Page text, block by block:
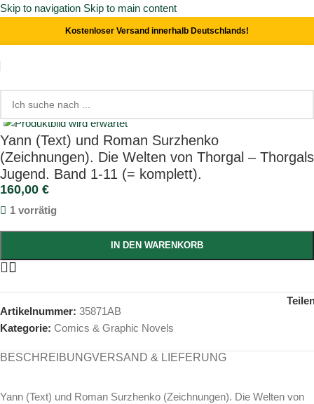
Skip to navigation Skip to main content
Kostenloser Versand innerhalb Deutschlands!
Start/ Comics & Graphic Novels
Click to enlarge
Yann (Text) und Roman Surzhenko
(Zeichnungen). Die Welten von Thorgal – Thorgals
Jugend. Band 1-11 (= komplett).
160,00 €
1 vorrätig
IN DEN WARENKORB
Artikelnummer: 35871AB
Kategorie: Comics & Graphic Novels
BESCHREIBUNGVERSAND & LIEFERUNG
Yann (Text) und Roman Surzhenko (Zeichnungen). Die Welten von